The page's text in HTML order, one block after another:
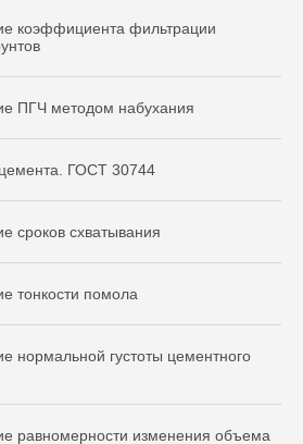
коэффициента фильтрации
ПГЧ методом набухания
ГОСТ 30744
сроков схватывания
тонкости помола
нормальной густоты цементного
равномерности изменения объема